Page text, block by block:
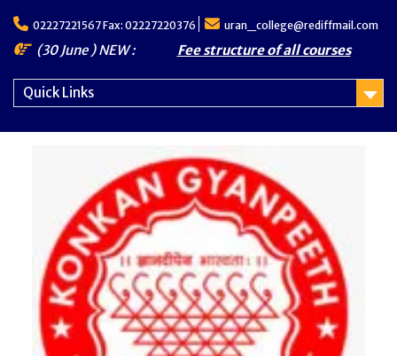
content
02227221567 Fax: 02227220376 uran_college@rediffmail.com
(30 June ) NEW : Fee structure of all courses
Quick Links